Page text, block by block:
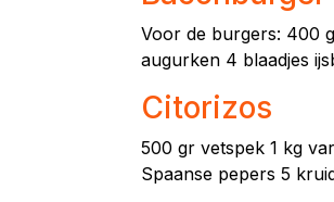
Voor de burgers: 400
augurken 4 blaadjes
Citorizos
500 gr vetspek 1 kg
Spaanse pepers 5